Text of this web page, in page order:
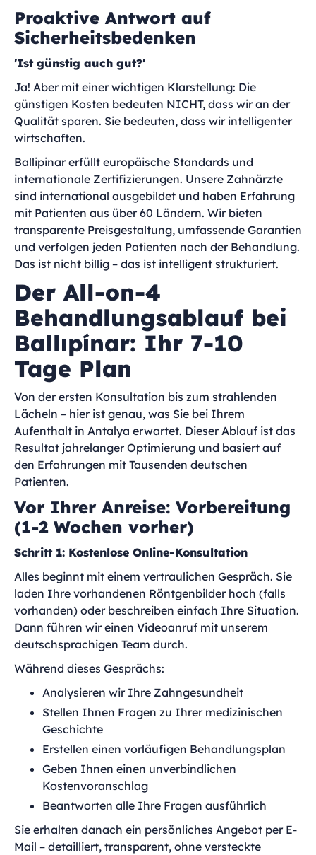
Proaktive Antwort auf
Sicherheitsbedenken
'Ist günstig auch gut?'
Ja! Aber mit einer wichtigen Klarstellung: Die
günstigen Kosten bedeuten NICHT, dass wir an der
Qualität sparen. Sie bedeuten, dass wir intelligenter
wirtschaften.
Ballipinar erfüllt europäische Standards und
internationale Zertifizierungen. Unsere Zahnärzte
sind international ausgebildet und haben Erfahrung
mit Patienten aus über 60 Ländern. Wir bieten
transparente Preisgestaltung, umfassende Garantien
und verfolgen jeden Patienten nach der Behandlung.
Das ist nicht billig – das ist intelligent strukturiert.
Der All-on-4
Behandlungsablauf bei
Ballıpínar: Ihr 7-10
Tage Plan
Von der ersten Konsultation bis zum strahlenden
Lächeln – hier ist genau, was Sie bei Ihrem
Aufenthalt in Antalya erwartet. Dieser Ablauf ist das
Resultat jahrelanger Optimierung und basiert auf
den Erfahrungen mit Tausenden deutschen
Patienten.
Vor Ihrer Anreise: Vorbereitung
(1-2 Wochen vorher)
Schritt 1: Kostenlose Online-Konsultation
Alles beginnt mit einem vertraulichen Gespräch. Sie
laden Ihre vorhandenen Röntgenbilder hoch (falls
vorhanden) oder beschreiben einfach Ihre Situation.
Dann führen wir einen Videoanruf mit unserem
deutschsprachigen Team durch.
Während dieses Gesprächs:
Analysieren wir Ihre Zahngesundheit
Stellen Ihnen Fragen zu Ihrer medizinischen
Geschichte
Erstellen einen vorläufigen Behandlungsplan
Geben Ihnen einen unverbindlichen
Kostenvoranschlag
Beantworten alle Ihre Fragen ausführlich
Sie erhalten danach ein persönliches Angebot per E-
Mail – detailliert, transparent, ohne versteckte